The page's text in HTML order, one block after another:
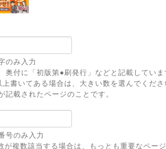
のみ入力
奥付に「初版第●刷発行」などと記載してい
書いてある場合は、大きい数を選んでくだ
記載されたページのことです。
号のみ入力
複数該当する場合は、もっとも重要なペー